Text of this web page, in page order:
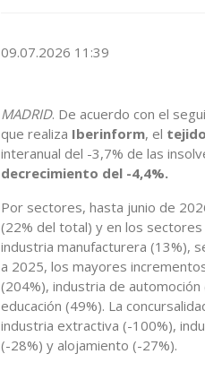
09.07.2026 11:39
MADRID. De acuerdo con el
que realiza Iberinform, el
interanual del -3,7% de las
decrecimiento del -4,4%.
Por sectores, hasta junio de
(22% del total) y en los
industria manufacturera (13%),
a 2025, los mayores
(204%), industria de
educación (49%). La
industria extractiva (-100%),
(-28%) y alojamiento (-27%).